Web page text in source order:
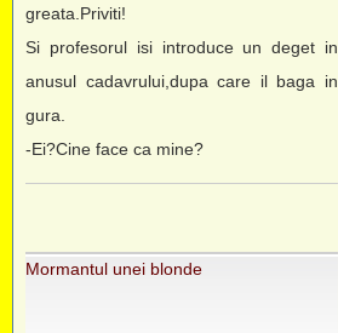
greata.Priviti!
Si profesorul isi introduce un deget in
anusul cadavrului,dupa care il baga in
gura.
-Ei?Cine face ca mine?
Mormantul unei blonde